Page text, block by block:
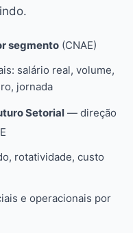
segmento (CNAE)
salário real, volume,
jornada
Setorial — direção
rotatividade, custo
e operacionais por